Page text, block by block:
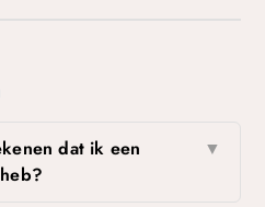
dat ik een
▼